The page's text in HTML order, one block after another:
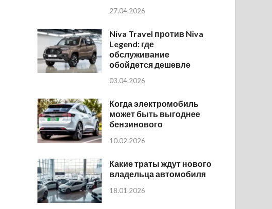
27.04.2026
Niva Travel против Niva
Legend: где
обслуживание
обойдется дешевле
03.04.2026
Когда электромобиль
может быть выгоднее
бензинового
10.02.2026
Какие траты ждут нового
владельца автомобиля
18.01.2026